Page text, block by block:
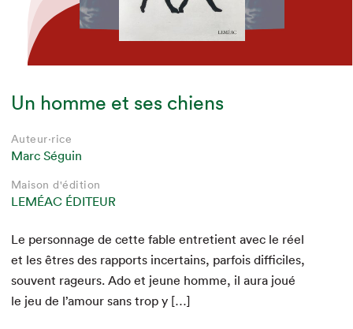
Auteur·rice
Marc Séguin
Maison d'édition
LEMÉAC ÉDITEUR
Auteur·rice
Marc Séguin
Maison d'édition
BIBLIOTHÈQUE QUÉBÉCOISE
Un homme et ses chiens
Auteur·rice
Marc Séguin
Maison d'édition
LEMÉAC ÉDITEUR
Le per­son­nage de cette fable entre­tient avec le réel
et les êtres des rap­ports incer­tains, par­fois dif­fi­ciles,
sou­vent rageurs. Ado et jeune homme, il aura joué
le jeu de l’amour sans trop y […]
Auteur·rice
Marc Séguin
Maison d'édition
BIBLIOTHÈQUE QUÉBÉCOISE
Auteur·rice
Marc Séguin
Maison d'édition
LEMÉAC ÉDITEUR
Auteur·rice
Marc Séguin
Maison d'édition
BIBLIOTHÈQUE QUÉBÉCOISE